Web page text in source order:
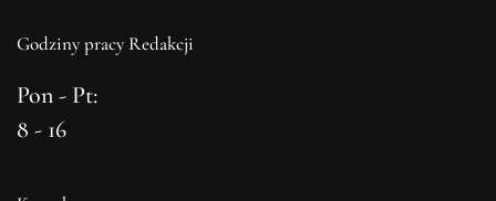
Godziny pracy Redakcji
Pon - Pt:
8 - 16